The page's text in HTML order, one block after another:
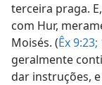
terceira praga.
com Hur,
Moisés. (Êx 9:23;
geralmente
dar instruções,